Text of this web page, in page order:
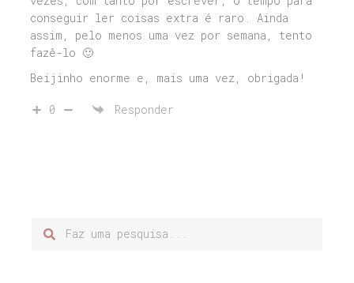
conseguir ler coisas extra é raro. Ainda
assim, pelo menos uma vez por semana, tento
fazê-lo 🙂
Beijinho enorme e, mais uma vez, obrigada!
0 Responder